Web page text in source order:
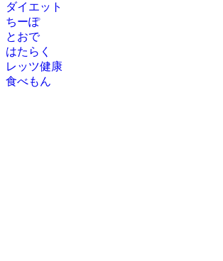
ダイエット
ちーぽ
とおで
はたらく
レッツ健康
食べもん